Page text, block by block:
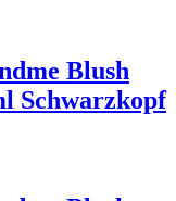
Blush
Schwarzkopf